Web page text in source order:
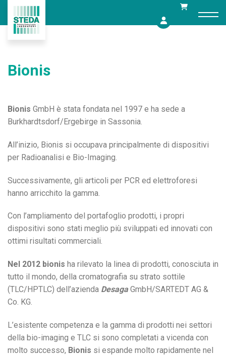
content
Bionis
Bionis GmbH è stata fondata nel 1997 e ha sede a
Burkhardtsdorf/Ergebirge in Sassonia.
All’inizio, Bionis si occupava principalmente di dispositivi
per Radioanalisi e Bio-Imaging.
Successivamente, gli articoli per PCR ed elettroforesi
hanno arricchito la gamma.
Con l’ampliamento del portafoglio prodotti, i propri
dispositivi sono stati meglio più sviluppati ed innovati con
ottimi risultati commerciali.
Nel 2012 bionis ha rilevato la linea di prodotti, conosciuta in
tutto il mondo, della cromatografia su strato sottile
(TLC/HPTLC) dell’azienda DesagaGmbH/SARTEDT AG &
Co. KG.
L’esistente competenza e la gamma di prodotti nei settori
della bio-imaging e TLC si sono completati a vicenda con
molto successo, Bionis si espande molto rapidamente nel